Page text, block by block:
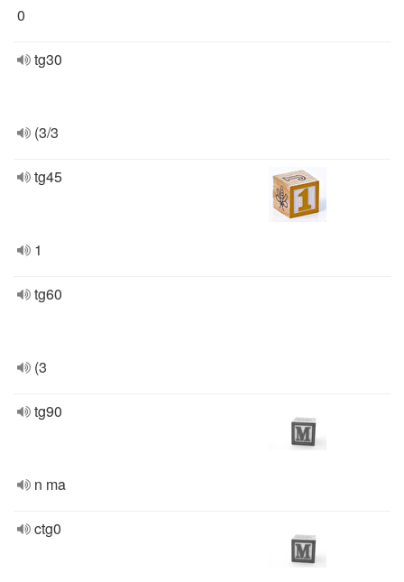
0
tg30
(3/3
tg45
1
tg60
(3
tg90
n ma
ctg0